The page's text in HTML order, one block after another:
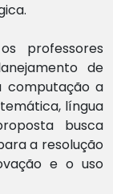
professores
de
computação a
língua
busca
a resolução
e o uso